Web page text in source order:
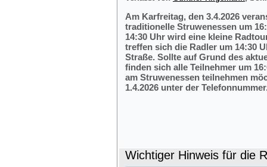
Am Karfreitag, den 3.4.2026
traditionelle Struwenessen um
14:30 Uhr wird eine kleine
treffen sich die Radler um 14:30
Straße. Sollte auf Grund des
finden sich alle Teilnehmer um
am Struwenessen teilnehmen
1.4.2026 unter der
Wichtiger Hinweis für die